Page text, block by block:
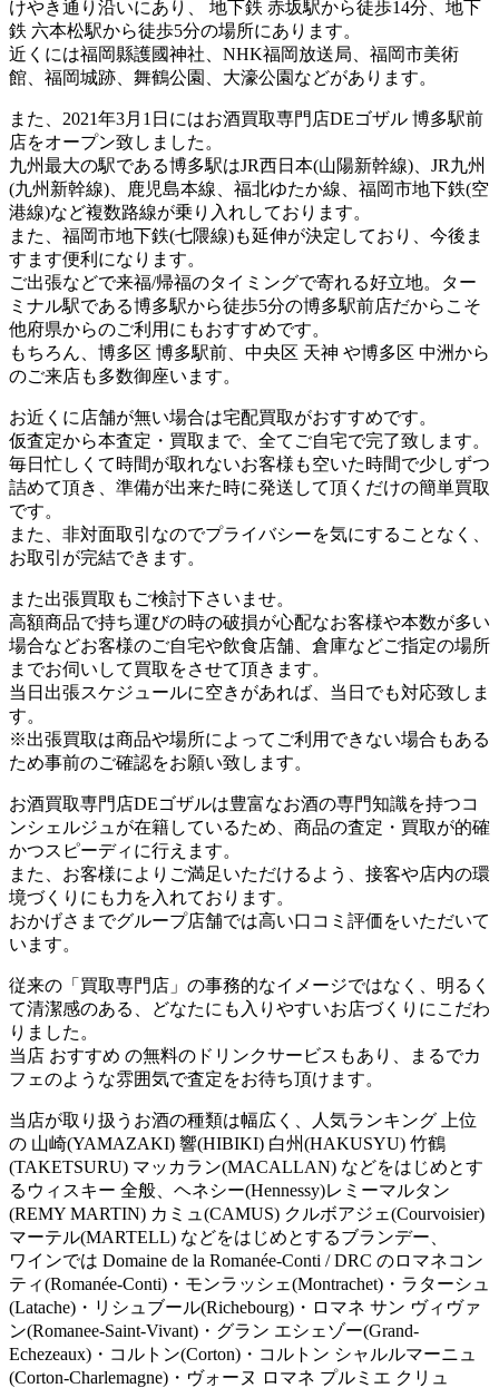
けやき通り沿いにあり、 地下鉄 赤坂駅から徒歩14分、地下
鉄 六本松駅から徒歩5分の場所にあります。
近くには福岡縣護國神社、NHK福岡放送局、福岡市美術
館、福岡城跡、舞鶴公園、大濠公園などがあります。
また、2021年3月1日にはお酒買取専門店DEゴザル 博多駅前
店をオープン致しました。
九州最大の駅である博多駅はJR西日本(山陽新幹線)、JR九州
(九州新幹線)、鹿児島本線、福北ゆたか線、福岡市地下鉄(空
港線)など複数路線が乗り入れしております。
また、福岡市地下鉄(七隈線)も延伸が決定しており、今後ま
すます便利になります。
ご出張などで来福/帰福のタイミングで寄れる好立地。ター
ミナル駅である博多駅から徒歩5分の博多駅前店だからこそ
他府県からのご利用にもおすすめです。
もちろん、博多区 博多駅前、中央区 天神 や博多区 中洲から
のご来店も多数御座います。
お近くに店舗が無い場合は宅配買取がおすすめです。
仮査定から本査定・買取まで、全てご自宅で完了致します。
毎日忙しくて時間が取れないお客様も空いた時間で少しずつ
詰めて頂き、準備が出来た時に発送して頂くだけの簡単買取
です。
また、非対面取引なのでプライバシーを気にすることなく、
お取引が完結できます。
また出張買取もご検討下さいませ。
高額商品で持ち運びの時の破損が心配なお客様や本数が多い
場合などお客様のご自宅や飲食店舗、倉庫などご指定の場所
までお伺いして買取をさせて頂きます。
当日出張スケジュールに空きがあれば、当日でも対応致しま
す。
※出張買取は商品や場所によってご利用できない場合もある
ため事前のご確認をお願い致します。
お酒買取専門店DEゴザルは豊富なお酒の専門知識を持つコ
ンシェルジュが在籍しているため、商品の査定・買取が的確
かつスピーディに行えます。
また、お客様によりご満足いただけるよう、接客や店内の環
境づくりにも力を入れております。
おかげさまでグループ店舗では高い口コミ評価をいただいて
います。
従来の「買取専門店」の事務的なイメージではなく、明るく
て清潔感のある、どなたにも入りやすいお店づくりにこだわ
りました。
当店 おすすめ の無料のドリンクサービスもあり、まるでカ
フェのような雰囲気で査定をお待ち頂けます。
当店が取り扱うお酒の種類は幅広く、人気ランキング 上位
の 山崎(YAMAZAKI) 響(HIBIKI) 白州(HAKUSYU) 竹鶴
(TAKETSURU) マッカラン(MACALLAN) などをはじめとす
るウィスキー 全般、ヘネシー(Hennessy)レミーマルタン
(REMY MARTIN) カミュ(CAMUS) クルボアジェ(Courvoisier)
マーテル(MARTELL) などをはじめとするブランデー、
ワインでは Domaine de la Romanée-Conti / DRC のロマネコン
ティ(Romanée-Conti)・モンラッシェ(Montrachet)・ラターシュ
(Latache)・リシュブール(Richebourg)・ロマネ サン ヴィヴァ
ン(Romanee-Saint-Vivant)・グラン エシェゾー(Grand-
Echezeaux)・コルトン(Corton)・コルトン シャルルマーニュ
(Corton-Charlemagne)・ヴォーヌ ロマネ プルミエ クリュ